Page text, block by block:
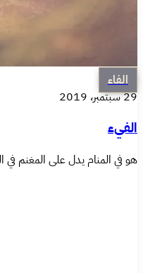
الفاء
29 سبتمبر، 2019
الفيء
هو في المنام يدل على المغنم في